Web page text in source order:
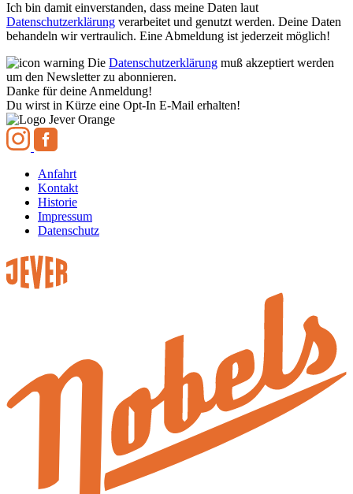
Ich bin damit einverstanden, dass meine Daten laut
Datenschutzerklärung verarbeitet und genutzt werden. Deine Daten
behandeln wir vertraulich. Eine Abmeldung ist jederzeit möglich!
Die Datenschutzerklärung muß akzeptiert werden
um den Newsletter zu abonnieren.
Danke für deine Anmeldung!
Du wirst in Kürze eine Opt-In E-Mail erhalten!
Anfahrt
Kontakt
Historie
Impressum
Datenschutz